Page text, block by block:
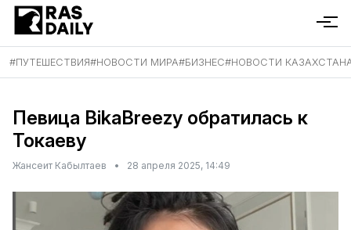
#ПУТЕШЕСТВИЯ#НОВОСТИ МИРА#БИЗНЕС#НОВОСТИ
Певица BikaBreezy обратилась к
Токаеву
Жансеит Кабылтаев • 28 апреля 2025, 14:49